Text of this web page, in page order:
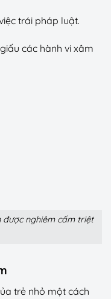
trái pháp luật.
các hành vi xâm
được nghiêm cấm triệt
trẻ nhỏ một cách